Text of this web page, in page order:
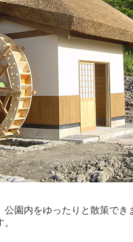
園内をゆったりと散策でき